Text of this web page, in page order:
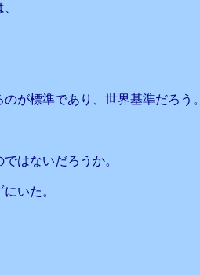
が標準であり、世界基準だろう。
はないだろうか。
いた。